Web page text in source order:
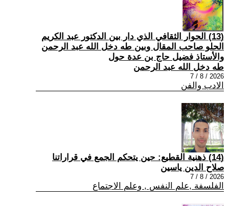
(13) الحوار الثقافي الذي دار بين الدكتور عبد الكريم
الحلو صاحب المقال وبين طه دخل الله عبد الرحمن
والأستاذ فضيل حاج بن عدة حول
طه دخل الله عبد الرحمن
2026 / 8 / 7
الادب والفن
(14) ذهنية القطيع: حين يتحكم الجمع في قراراتنا
صلاح الدين ياسين
2026 / 8 / 7
الفلسفة ,علم النفس , وعلم الاجتماع